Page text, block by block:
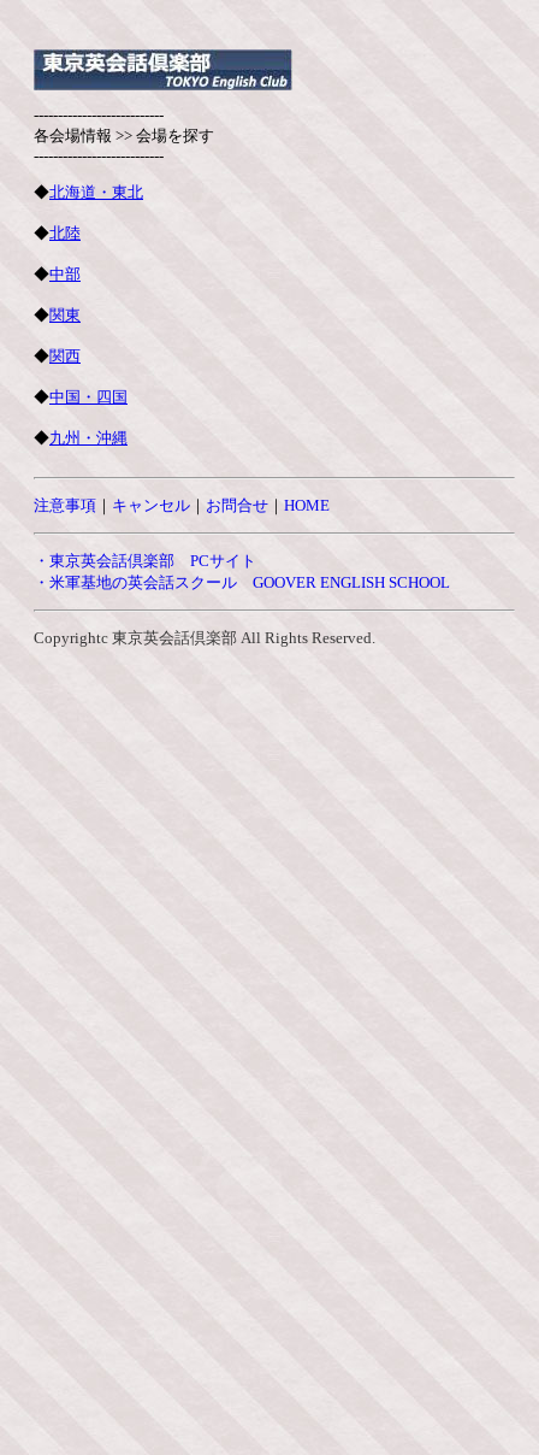
---------------------------
各会場情報 >> 会場を探す
---------------------------
◆北海道・東北
◆北陸
◆中部
◆関東
◆関西
◆中国・四国
◆九州・沖縄
注意事項 ｜ キャンセル ｜ お問合せ ｜ HOME
・東京英会話倶楽部 PCサイト
・米軍基地の英会話スクール GOOVER ENGLISH SCHOOL
Copyrightc 東京英会話倶楽部 All Rights Reserved.